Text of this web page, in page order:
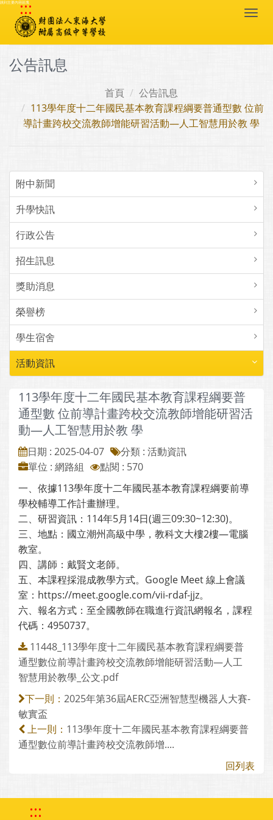
跳到主要內容區塊
:::
公告訊息
首頁
公告訊息
113學年度十二年國民基本教育課程綱要普通型數 位前
導計畫跨校交流教師增能研習活動—人工智慧用於教 學
附中新聞
升學快訊
行政公告
招生訊息
獎助消息
榮譽榜
學生宿舍
活動資訊
113學年度十二年國民基本教育課程綱要普
通型數 位前導計畫跨校交流教師增能研習活
動—人工智慧用於教 學
日期 : 2025-04-07
分類 : 活動資訊
單位 : 網路組
點閱 : 570
一、依據113學年度十二年國民基本教育課程綱要前導
學校輔導工作計畫辦理。
二、研習資訊：114年5月14日(週三09:30~12:30)。
三、地點：國立潮州高級中學，教科文大樓2樓—電腦
教室。
四、講師：戴賢文老師。
五、本課程採混成教學方式。Google Meet 線上會議
室：https://meet.google.com/vii-rdaf-jjz。
六、報名方式：至全國教師在職進行資訊網報名，課程
代碼：4950737。
11448_113學年度十二年國民基本教育課程綱要普
通型數位前導計畫跨校交流教師增能研習活動—人工
智慧用於教學_公文.pdf
下一則： 2025年第36屆AERC亞洲智慧型機器人大賽-
敏實盃
上一則： 113學年度十二年國民基本教育課程綱要普
通型數位前導計畫跨校交流教師增....
回列表
:::